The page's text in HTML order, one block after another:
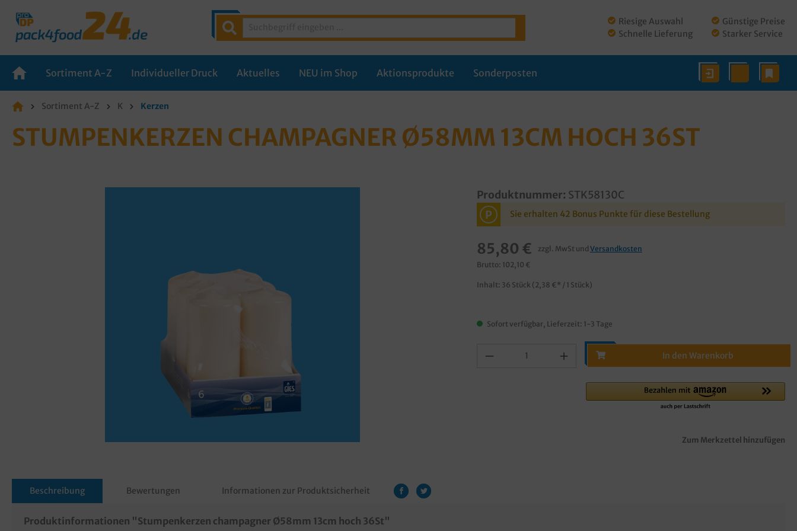
Riesige Auswahl
Schnelle Lieferung
Günstige Preise
Starker Service
Sortiment A-Z Individueller Druck Aktuelles NEU im Shop Aktionsprodukte Sonderposten
Sortiment A-Z K Kerzen
STUMPENKERZEN CHAMPAGNER Ø58MM 13CM HOCH 36ST
Produktnummer: STK58130C
P Sie erhalten 42 Bonus Punkte für diese Bestellung
85,80 € zzgl. MwSt und Versandkosten
Brutto: 102,10 €
Inhalt: 36 Stück (2,38 €* / 1 Stück)
Sofort verfügbar, Lieferzeit: 1-3 Tage
In den Warenkorb
Zum Merkzettel hinzufügen
Beschreibung Bewertungen Informationen zur Produktsicherheit
Produktinformationen "Stumpenkerzen champagner Ø58mm 13cm hoch 36St"